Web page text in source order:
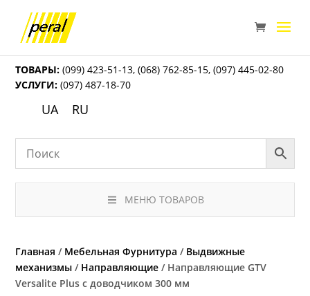
ТОВАРЫ: (099) 423-51-13,(068) 762-85-15,(097) 445-02-80
УСЛУГИ: (097) 487-18-70
UA RU
МЕНЮ ТОВАРОВ
Главная / Мебельная Фурнитура / Выдвижные
механизмы / Направляющие / Направляющие GTV
Versalite Plus с доводчиком 300 мм